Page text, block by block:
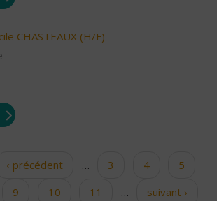
CHASTEAUX (H/F)
‹ précédent … 3 4
5
9 10 11 …
suivant ›